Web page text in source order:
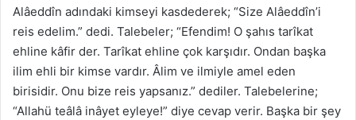
Alâeddîn adındaki kimseyi kasdederek; “Size Alâeddîn’i
reis edelim.” dedi. Talebeler; “Efendim! O şahıs tarîkat
ehline kâfir der. Tarîkat ehline çok karşıdır. Ondan başka
ilim ehli bir kimse vardır. Âlim ve ilmiyle amel eden
birisidir. Onu bize reis yapsanız.” dediler. Talebelerine;
“Allahü teâlâ inâyet eyleye!” diye cevap verir. Başka bir şey